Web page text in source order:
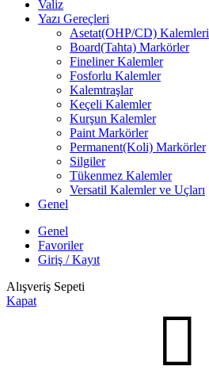
Valiz
Yazı Gereçleri
Asetat(OHP/CD) Kalemleri
Board(Tahta) Markörler
Fineliner Kalemler
Fosforlu Kalemler
Kalemtraşlar
Keçeli Kalemler
Kurşun Kalemler
Paint Markörler
Permanent(Koli) Markörler
Silgiler
Tükenmez Kalemler
Versatil Kalemler ve Uçları
Genel
Genel
Favoriler
Giriş / Kayıt
Alışveriş Sepeti
Kapat